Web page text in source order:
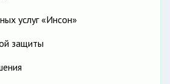
услуг «Инсон»
защиты